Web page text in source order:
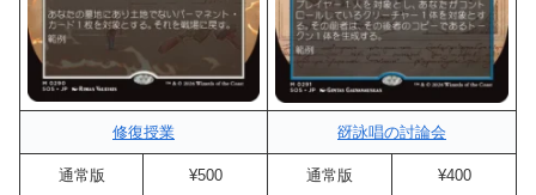
修復授業 谺詠唱の討論会
通常版 ¥500 通常版 ¥400